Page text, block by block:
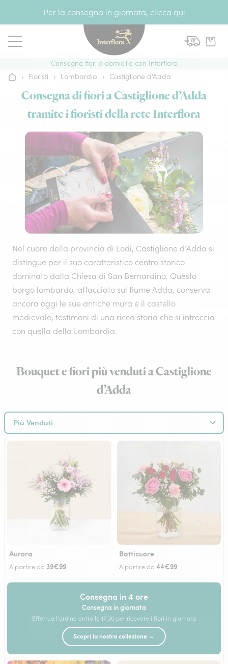
Per la consegna in giornata, clicca qui
Consegna fiori a domicilio con Interflora
Home› Fioristi › Lombardia › Castiglione d’Adda
Consegna di fiori a Castiglione d’Adda
tramite i fioristi della rete Interflora
Nel cuore della provincia di Lodi, Castiglione d’Adda si
distingue per il suo caratteristico centro storico
dominato dalla Chiesa di San Bernardino. Questo
borgo lombardo, affacciato sul fiume Adda, conserva
ancora oggi le sue antiche mura e il castello
medievale, testimoni di una ricca storia che si intreccia
con quella della Lombardia.
Bouquet e fiori più venduti a Castiglione
d’Adda
Aurora
A partire da 39€99
Batticuore
A partire da 44€99
Consegna in 4 ore
Consegna in giornata
Effettua l'ordine entro le 17:30 per ricevere i fiori in giornata
Scopri la nostra collezione →